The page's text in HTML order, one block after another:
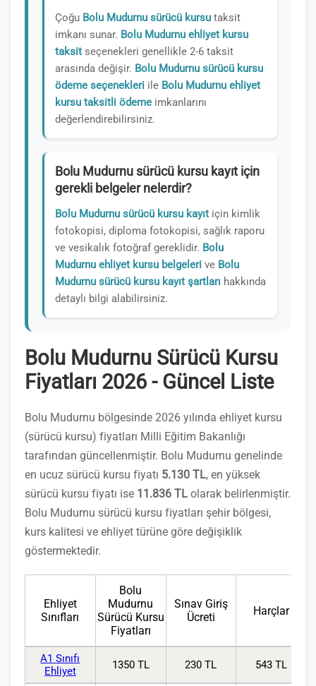
Çoğu Bolu Mudurnu sürücü kursu taksit
imkanı sunar. Bolu Mudurnu ehliyet kursu
taksit seçenekleri genellikle 2-6 taksit
arasında değişir. Bolu Mudurnu sürücü kursu
ödeme seçenekleri ile Bolu Mudurnu ehliyet
kursu taksitli ödeme imkanlarını
değerlendirebilirsiniz.
Bolu Mudurnu sürücü kursu kayıt için
gerekli belgeler nelerdir?
Bolu Mudurnu sürücü kursu kayıt için kimlik
fotokopisi, diploma fotokopisi, sağlık raporu
ve vesikalık fotoğraf gereklidir. Bolu
Mudurnu ehliyet kursu belgeleri ve Bolu
Mudurnu sürücü kursu kayıt şartları hakkında
detaylı bilgi alabilirsiniz.
Bolu Mudurnu Sürücü Kursu
Fiyatları 2026 - Güncel Liste
Bolu Mudurnu bölgesinde 2026 yılında ehliyet kursu
(sürücü kursu) fiyatları Milli Eğitim Bakanlığı
tarafından güncellenmiştir. Bolu Mudurnu genelinde
en ucuz sürücü kursu fiyatı 5.130 TL, en yüksek
sürücü kursu fiyatı ise 11.836 TL olarak belirlenmiştir.
Bolu Mudurnu sürücü kursu fiyatları şehir bölgesi,
kurs kalitesi ve ehliyet türüne göre değişiklik
göstermektedir.
Ehliyet
Sınıfları
Bolu
Mudurnu
Sürücü Kursu
Fiyatları
Sınav Giriş
Ücreti
Harçlar
A1 Sınıfı
Ehliyet
1350 TL 230 TL 543 TL